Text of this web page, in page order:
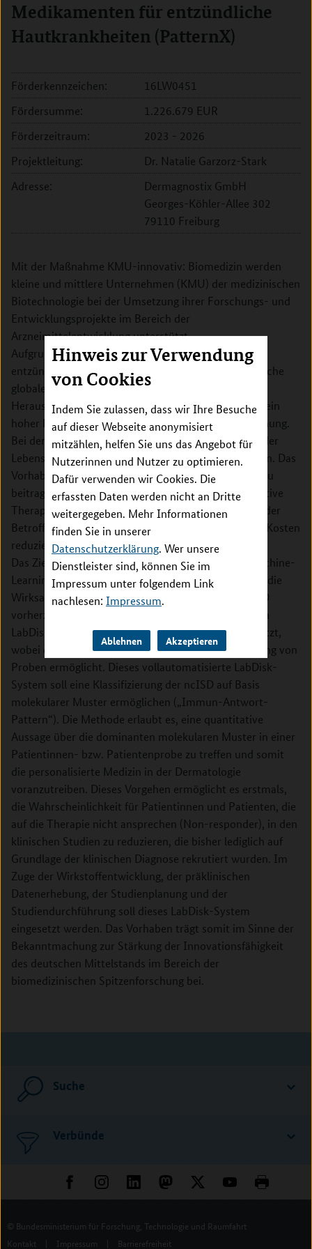
Hinweis zur Verwendung
von Cookies
Indem Sie zulassen, dass wir Ihre Besuche
auf dieser Webseite anonymisiert
mitzählen, helfen Sie uns das Angebot für
Nutzerinnen und Nutzer zu optimieren.
Dafür verwenden wir Cookies. Die
erfassten Daten werden nicht an Dritte
weitergegeben. Mehr Informationen
finden Sie in unserer
Datenschutzerklärung. Wer unsere
Dienstleister sind, können Sie im
Impressum unter folgendem Link
nachlesen: Impressum.
Ablehnen Akzeptieren
Medikamenten für entzündliche
Hautkrankheiten (PatternX)
Förderkennzeichen:
16LW0451
Fördersumme:
1.226.679 EUR
Förderzeitraum:
2023 - 2026
Projektleitung:
Dr. Natalie Garzorz-Stark
Adresse:
Dermagnostix GmbH
Georges-Köhler-Allee 302
79110 Freiburg
Mit der Maßnahme KMU-innovativ: Biomedizin werden
kleine und mittlere Unternehmen (KMU) der medizinischen
Biotechnologie bei der Umsetzung ihrer Forschungs- und
Entwicklungsprojekte im Bereich der
Arzneimittelentwicklung unterstützt.
Aufgrund der Tatsache, dass nicht übertragbare
entzündliche Hauterkrankungen (ncISD) eine erhebliche
globale Krankheitslast verursachen und eine große
Herausforderung für die Medizin darstellen, besteht ein
hoher Bedarf an innovativer biomedizinischer Forschung.
Bei den ncISD kommt es zu massiven Einbußen bei der
Lebensqualität sowie zu hohen ökonomischen Kosten. Das
Vorhaben PatternX der Dermagnostix GmbH soll dazu
beitragen, präzisere Diagnosen sowie neue und effektive
Therapien zu entwickeln, welche die Lebensqualität der
Betroffenen verbessern und die sozioökonomischen Kosten
reduzieren.
Das Ziel des Vorhabens ist die Entwicklung eines Machine-
Learning-basierten Biomarker-Panels für ncISD, um die
Wirksamkeit von Wirkstoffen für verschiedene ncISD
vorherzusagen. Das Panel wird auf einer proprietären
LabDisk-Plattform der Dermagnostix GmbH aufgesetzt,
wobei die Plattform eine automatisierte Prozessierung von
Proben ermöglicht. Dieses vollautomatisierte LabDisk-
System soll eine Klassifizierung der ncISD auf Basis
molekularer Muster ermöglichen („Immun-Antwort-
Pattern“). Die Methode erlaubt es, eine quantitative
Aussage über die dominanten molekularen Muster in einer
Patientinnen- bzw. Patientenprobe zu treffen und somit
die personalisierte Medizin in der Dermatologie
voranzutreiben. Dieses Vorgehen ermöglicht es erstmals,
die Wahrscheinlichkeit für Patientinnen und Patienten, die
auf die Therapie nicht ansprechen (Non-responder), in den
klinischen Studien zu reduzieren, die bisher lediglich auf
Grundlage der klinischen Diagnose rekrutiert wurden. Im
Zuge der Wirkstoffentwicklung, der präklinischen
Datenerhebung, der Studienplanung und der
Studiendurchführung soll dieses LabDisk-System
eingesetzt werden. Das Vorhaben trägt somit im Sinne der
Bekanntmachung zur Stärkung der Innovationsfähigkeit
des deutschen Mittelstands im Bereich der
biomedizinischen Spitzenforschung bei.
Suche
Verbünde
© Bundesministerium für Forschung, Technologie und Raumfahrt
Kontakt
| Impressum | Barrierefreiheit